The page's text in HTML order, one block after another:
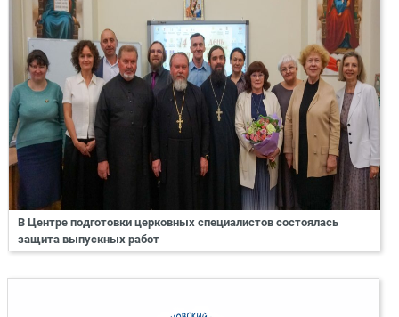
В Центре подготовки церковных специалистов состоялась
защита выпускных работ